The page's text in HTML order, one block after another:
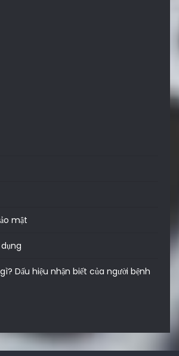
mật
Dấu hiệu nhận biết của người bệnh